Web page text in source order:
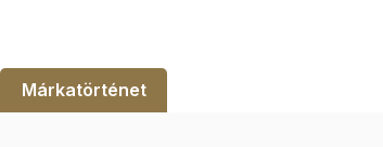
Márkatörténet